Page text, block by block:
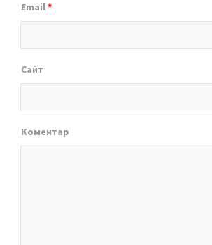
Email*
Сайт
Коментар